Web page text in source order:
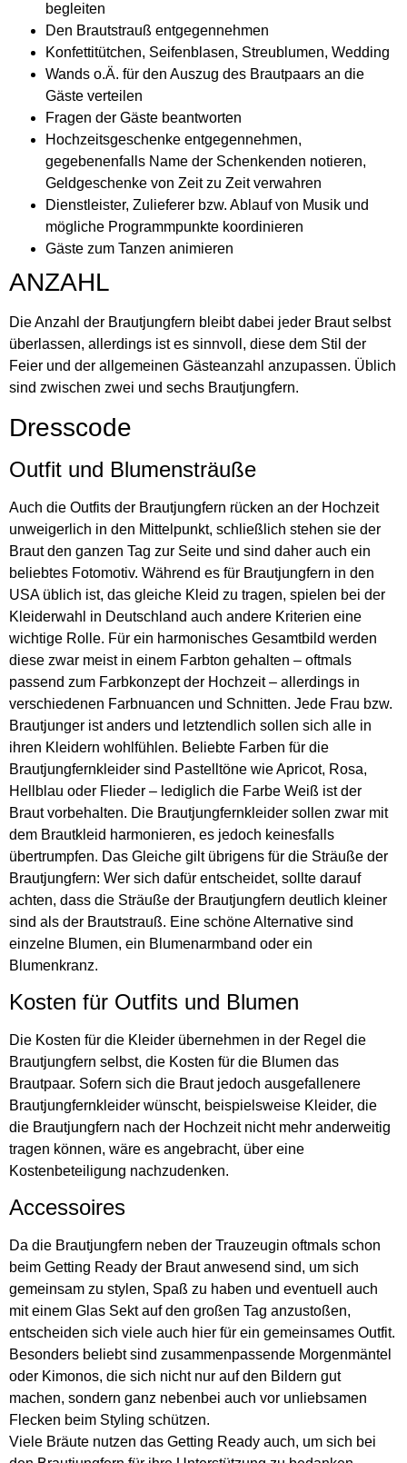
begleiten
Den Brautstrauß entgegennehmen
Konfettitütchen, Seifenblasen, Streublumen, Wedding
Wands o.Ä. für den Auszug des Brautpaars an die
Gäste verteilen
Fragen der Gäste beantworten
Hochzeitsgeschenke entgegennehmen,
gegebenenfalls Name der Schenkenden notieren,
Geldgeschenke von Zeit zu Zeit verwahren
Dienstleister, Zulieferer bzw. Ablauf von Musik und
mögliche Programmpunkte koordinieren
Gäste zum Tanzen animieren
ANZAHL
Die Anzahl der Brautjungfern bleibt dabei jeder Braut selbst
überlassen, allerdings ist es sinnvoll, diese dem Stil der
Feier und der allgemeinen Gästeanzahl anzupassen. Üblich
sind zwischen zwei und sechs Brautjungfern.
Dresscode
Outfit und Blumensträuße
Auch die Outfits der Brautjungfern rücken an der Hochzeit
unweigerlich in den Mittelpunkt, schließlich stehen sie der
Braut den ganzen Tag zur Seite und sind daher auch ein
beliebtes Fotomotiv. Während es für Brautjungfern in den
USA üblich ist, das gleiche Kleid zu tragen, spielen bei der
Kleiderwahl in Deutschland auch andere Kriterien eine
wichtige Rolle. Für ein harmonisches Gesamtbild werden
diese zwar meist in einem Farbton gehalten – oftmals
passend zum Farbkonzept der Hochzeit – allerdings in
verschiedenen Farbnuancen und Schnitten. Jede Frau bzw.
Brautjunger ist anders und letztendlich sollen sich alle in
ihren Kleidern wohlfühlen. Beliebte Farben für die
Brautjungfernkleider sind Pastelltöne wie Apricot, Rosa,
Hellblau oder Flieder – lediglich die Farbe Weiß ist der
Braut vorbehalten. Die Brautjungfernkleider sollen zwar mit
dem Brautkleid harmonieren, es jedoch keinesfalls
übertrumpfen. Das Gleiche gilt übrigens für die Sträuße der
Brautjungfern: Wer sich dafür entscheidet, sollte darauf
achten, dass die Sträuße der Brautjungfern deutlich kleiner
sind als der Brautstrauß. Eine schöne Alternative sind
einzelne Blumen, ein Blumenarmband oder ein
Blumenkranz.
Kosten für Outfits und Blumen
Die Kosten für die Kleider übernehmen in der Regel die
Brautjungfern selbst, die Kosten für die Blumen das
Brautpaar. Sofern sich die Braut jedoch ausgefallenere
Brautjungfernkleider wünscht, beispielsweise Kleider, die
die Brautjungfern nach der Hochzeit nicht mehr anderweitig
tragen können, wäre es angebracht, über eine
Kostenbeteiligung nachzudenken.
Accessoires
Da die Brautjungfern neben der Trauzeugin oftmals schon
beim Getting Ready der Braut anwesend sind, um sich
gemeinsam zu stylen, Spaß zu haben und eventuell auch
mit einem Glas Sekt auf den großen Tag anzustoßen,
entscheiden sich viele auch hier für ein gemeinsames Outfit.
Besonders beliebt sind zusammenpassende Morgenmäntel
oder Kimonos, die sich nicht nur auf den Bildern gut
machen, sondern ganz nebenbei auch vor unliebsamen
Flecken beim Styling schützen.
Viele Bräute nutzen das Getting Ready auch, um sich bei